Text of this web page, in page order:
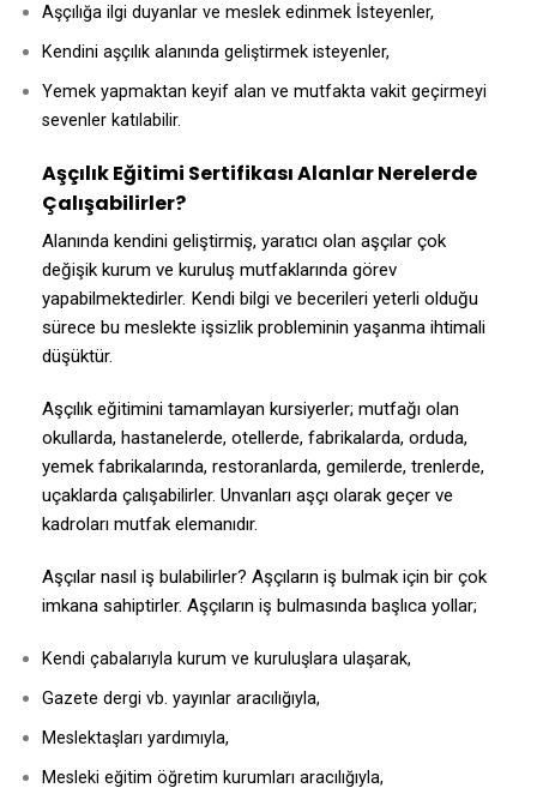
Aşçılığa ilgi duyanlar ve meslek edinmek İsteyenler,
Kendini aşçılık alanında geliştirmek isteyenler,
Yemek yapmaktan keyif alan ve mutfakta vakit geçirmeyi
sevenler katılabilir.
Aşçılık Eğitimi Sertifikası Alanlar Nerelerde
Çalışabilirler?
Alanında kendini geliştirmiş, yaratıcı olan aşçılar çok
değişik kurum ve kuruluş mutfaklarında görev
yapabilmektedirler. Kendi bilgi ve becerileri yeterli olduğu
sürece bu meslekte işsizlik probleminin yaşanma ihtimali
düşüktür.
Aşçılık eğitimini tamamlayan kursiyerler; mutfağı olan
okullarda, hastanelerde, otellerde, fabrikalarda, orduda,
yemek fabrikalarında, restoranlarda, gemilerde, trenlerde,
uçaklarda çalışabilirler. Unvanları aşçı olarak geçer ve
kadroları mutfak elemanıdır.
Aşçılar nasıl iş bulabilirler? Aşçıların iş bulmak için bir çok
imkana sahiptirler. Aşçıların iş bulmasında başlıca yollar;
Kendi çabalarıyla kurum ve kuruluşlara ulaşarak,
Gazete dergi vb. yayınlar aracılığıyla,
Meslektaşları yardımıyla,
Mesleki eğitim öğretim kurumları aracılığıyla,